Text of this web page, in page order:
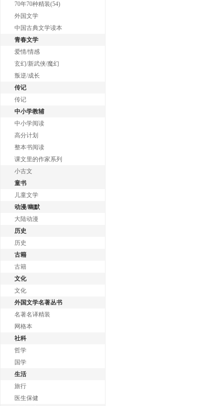
70年70种精装(54)
外国文学
中国古典文学读本
青春文学
爱情/情感
玄幻/新武侠/魔幻
叛逆/成长
传记
传记
中小学教辅
中小学阅读
高分计划
整本书阅读
课文里的作家系列
小古文
童书
儿童文学
动漫/幽默
大陆动漫
历史
历史
古籍
古籍
文化
文化
外国文学名著丛书
名著名译精装
网格本
社科
哲学
国学
生活
旅行
医生保健